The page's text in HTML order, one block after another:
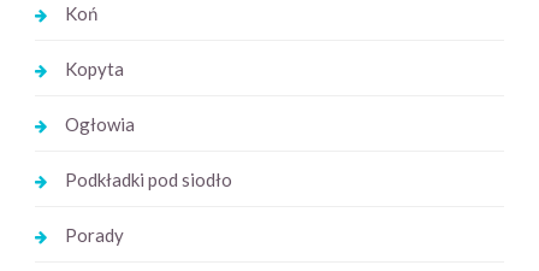
Koń
Kopyta
Ogłowia
Podkładki pod siodło
Porady